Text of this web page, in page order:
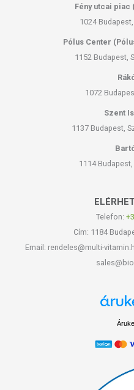
Fény utcai piac
1024
Pólus Center
1152 Budapest,
1072
Szent
1137 Budapest,
1114
Telefon:
Cím: 1184
Email: rendeles@multi-